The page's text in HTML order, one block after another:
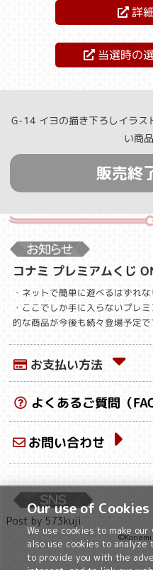
詳
当選時の
G-14 イヨの描き下ろしイラス
い商
販売終
コナミ プレミアムくじ
・ネットで簡単に遊べるはずれ
・ここでしか手に入らないプレ
的な商品が今後も続々登場予定で
お支払い方法
よくあるご質問（
お問い合わせ
Post by 573kuji
Our use of Cookies
We use cookies to make
also use cookies to
to provide you with the